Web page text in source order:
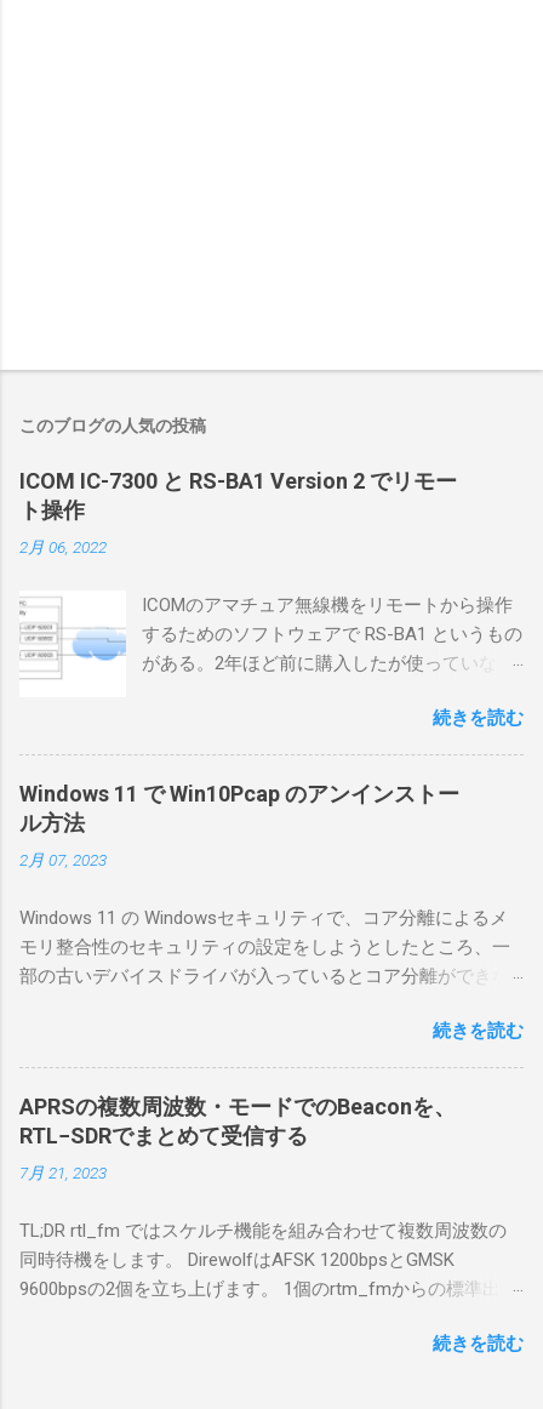
このブログの人気の投稿
ICOM IC-7300 と RS-BA1 Version 2 でリモー
ト操作
2月 06, 2022
ICOMのアマチュア無線機をリモートから操作
するためのソフトウェアで RS-BA1 というもの
がある。2年ほど前に購入したが使っていなか
としているので、リモートから操作できる無
線局構築のために、真面目に使ってみること
くだろうと思ったのだが、ちっともそんなに
合は、下記のこれらものが必要である ICOMの
無線機。 今回は私が持っているIC-7300を使
う。 無線機側(サーバ側) のWindows PC。 今
を入れて使っている。 TPMとか入っているの
でBitLockerのDisk暗号化もでき、遠隔地で盗難
にあってもデータ流出の危険性が少ないかな
と思って。 操作側 (クライアント側) の
ど。 そして、リモート操作を行うソフトウェ
アであるRS-BA1。 RS-BA1はサーバ側・クラ
イアント側の両方にインストールする。 私の
理解した無線機からサーバPC、クライアント
続きを読む
Windows 11 で Win10Pcap のアンインストー
ル方法
2月 07, 2023
Windows 11 の Windowsセキュリティで、コア分離によるメ
モリ整合性のセキュリティの設定をしようとしたところ、一
部の古いデバイスドライバが入っているとコア分離ができな
で利用する Win10Pcap.sys が入っているためにコア分離がで
きないとエラーが出ておりました。 アンインストールのプロ
グラムなどを走らせてもアンインストールできなかったの
で、どのように実行すればよいのか調べながら実施しまし
た。結論としては pnputil というコマンドを用いればよかった
です。 まずは管理者権限でTerminalを実行します。
PowerShellが起動しました。 適当なファイルに、現在インス
トールされているドライバを書き出す。 pnputil /enum-
drivers > inf.txt # 上記のファイルから win10pcap を探し出す
開名が oem131.inf であるとわかりました。 公開名:
続きを読む
APRSの複数周波数・モードでのBeaconを、
RTL−SDRでまとめて受信する
7月 21, 2023
TL;DR rtl_fm ではスケルチ機能を組み合わせて複数周波数の
同時待機をします。 DirewolfはAFSK 1200bpsとGMSK
9600bpsの2個を立ち上げます。 1個のrtm_fmからの標準出力
す。 コマンドはこのようになりました。 #!/bin/bash続きを読む